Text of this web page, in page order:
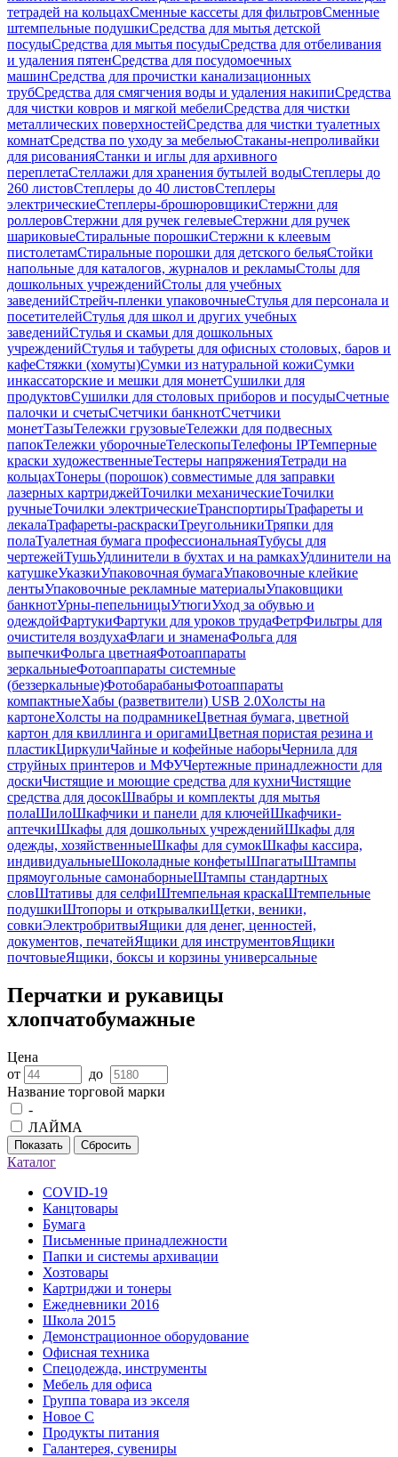
тетрадей на кольцахСменные кассеты для фильтровСменные
штемпельные подушкиСредства для мытья детской
посудыСредства для мытья посудыСредства для отбеливания
и удаления пятенСредства для посудомоечных
машинСредства для прочистки канализационных
трубСредства для смягчения воды и удаления накипиСредства
для чистки ковров и мягкой мебелиСредства для чистки
металлических поверхностейСредства для чистки туалетных
комнатСредства по уходу за мебельюСтаканы-непроливайки
для рисованияСтанки и иглы для архивного
переплетаСтеллажи для хранения бутылей водыСтеплеры до
260 листовСтеплеры до 40 листовСтеплеры
электрическиеСтеплеры-брошюровщикиСтержни для
роллеровСтержни для ручек гелевыеСтержни для ручек
шариковыеСтиральные порошкиСтержни к клеевым
пистолетамСтиральные порошки для детского бельяСтойки
напольные для каталогов, журналов и рекламыСтолы для
дошкольных учрежденийСтолы для учебных
заведенийСтрейч-пленки упаковочныеСтулья для персонала и
посетителейСтулья для школ и других учебных
заведенийСтулья и скамьи для дошкольных
учрежденийСтулья и табуреты для офисных столовых, баров и
кафеСтяжки (хомуты)Сумки из натуральной кожиСумки
инкассаторские и мешки для монетСушилки для
продуктовСушилки для столовых приборов и посудыСчетные
палочки и счетыСчетчики банкнотСчетчики
монетТазыТележки грузовыеТележки для подвесных
папокТележки уборочныеТелескопыТелефоны IPТемперные
краски художественныеТестеры напряженияТетради на
кольцахТонеры (порошок) совместимые для заправки
лазерных картриджейТочилки механическиеТочилки
ручныеТочилки электрическиеТранспортирыТрафареты и
лекалаТрафареты-раскраскиТреугольникиТряпки для
полаТуалетная бумага профессиональнаяТубусы для
чертежейТушьУдлинители в бухтах и на рамкахУдлинители на
катушкеУказкиУпаковочная бумагаУпаковочные клейкие
лентыУпаковочные рекламные материалыУпаковщики
банкнотУрны-пепельницыУтюгиУход за обувью и
одеждойФартукиФартуки для уроков трудаФетрФильтры для
очистителя воздухаФлаги и знаменаФольга для
выпечкиФольга цветнаяФотоаппараты
зеркальныеФотоаппараты системные
(беззеркальные)ФотобарабаныФотоаппараты
компактныеХабы (разветвители) USB 2.0Холсты на
картонеХолсты на подрамникеЦветная бумага, цветной
картон для квиллинга и оригамиЦветная пористая резина и
пластикЦиркулиЧайные и кофейные наборыЧернила для
струйных принтеров и МФУЧертежные принадлежности для
доскиЧистящие и моющие средства для кухниЧистящие
средства для досокШвабры и комплекты для мытья
полаШилоШкафчики и панели для ключейШкафчики-
аптечкиШкафы для дошкольных учрежденийШкафы для
одежды, хозяйственныеШкафы для сумокШкафы кассира,
индивидуальныеШоколадные конфетыШпагатыШтампы
прямоугольные самонаборныеШтампы стандартных
словШтативы для селфиШтемпельная краскаШтемпельные
подушкиШтопоры и открывалкиЩетки, веники,
совкиЭлектробритвыЯщики для денег, ценностей,
документов, печатейЯщики для инструментовЯщики
почтовыеЯщики, боксы и корзины универсальные
Перчатки и рукавицы
хлопчатобумажные
Цена
от
до
Название торговой марки
-
ЛАЙМА
Показать Сбросить
Каталог
COVID-19
Канцтовары
Бумага
Письменные принадлежности
Папки и системы архивации
Хозтовары
Картриджи и тонеры
Ежедневники 2016
Школа 2015
Демонстрационное оборудование
Офисная техника
Спецодежда, инструменты
Мебель для офиса
Группа товара из экселя
Новое С
Продукты питания
Галантерея, сувениры